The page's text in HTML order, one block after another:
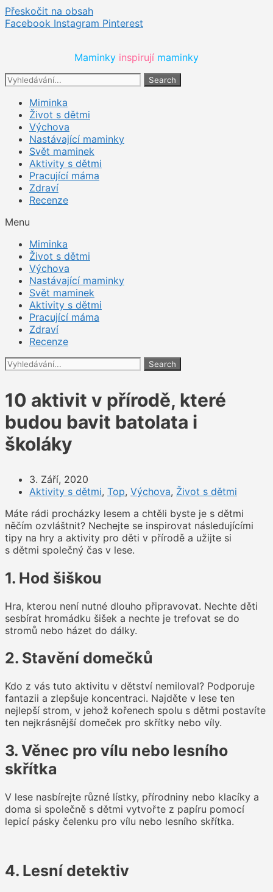
Přeskočit na obsah
Facebook Instagram Pinterest
Maminky inspirují maminky
Search
Miminka
Život s dětmi
Výchova
Nastávající maminky
Svět maminek
Aktivity s dětmi
Pracující máma
Zdraví
Recenze
Menu
Miminka
Život s dětmi
Výchova
Nastávající maminky
Svět maminek
Aktivity s dětmi
Pracující máma
Zdraví
Recenze
Search
10 aktivit v přírodě, které
budou bavit batolata i
školáky
3. Září, 2020
Aktivity s dětmi, Top, Výchova, Život s dětmi
Máte rádi procházky lesem a chtěli byste je s dětmi
něčím ozvláštnit? Nechejte se inspirovat následujícími
tipy na hry a aktivity pro děti v přírodě a užijte si
s dětmi společný čas v lese.
1. Hod šiškou
Hra, kterou není nutné dlouho připravovat. Nechte děti
sesbírat hromádku šišek a nechte je trefovat se do
stromů nebo házet do dálky.
2. Stavění domečků
Kdo z vás tuto aktivitu v dětství nemiloval? Podporuje
fantazii a zlepšuje koncentraci. Najděte v lese ten
nejlepší strom, v jehož kořenech spolu s dětmi postavíte
ten nejkrásnější domeček pro skřítky nebo víly.
3. Věnec pro vílu nebo lesního
skřítka
V lese nasbírejte různé lístky, přírodniny nebo klacíky a
doma si společně s dětmi vytvořte z papíru pomocí
lepicí pásky čelenku pro vílu nebo lesního skřítka.
4. Lesní detektiv